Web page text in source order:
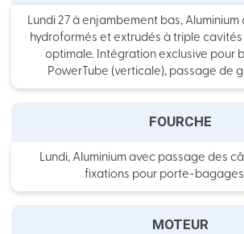
Lundi 27 à enjambement bas, Aluminium
hydroformés et extrudés à triple
optimale. Intégration exclusive pour
PowerTube (verticale), passage de
FOURCHE
Lundi, Aluminium avec passage des
fixations pour porte-
MOTEUR